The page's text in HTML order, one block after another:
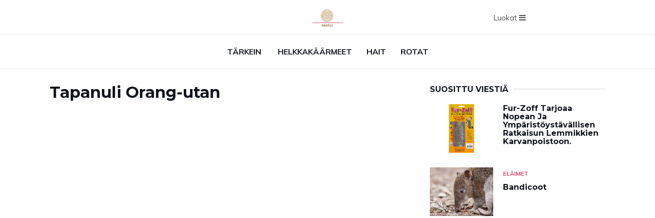
Luokat
TÄRKEIN HELKKAKÄÄRMEET HAIT ROTAT
Tapanuli Orang-utan SUOSITTU VIESTIÄ
Fur-Zoff Tarjoaa
Nopean Ja
Ympäristöystävällisen
Ratkaisun Lemmikkien
Karvanpoistoon.
ELÄIMET
Bandicoot